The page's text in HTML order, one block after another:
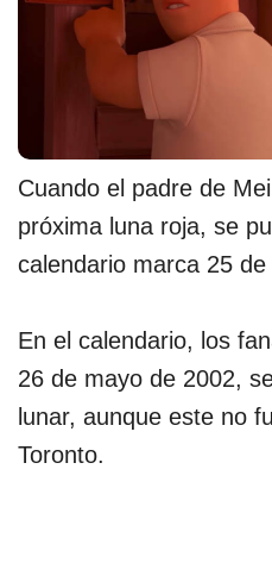
Cuando el padre de
próxima luna roja, se
calendario marca 25
En el calendario, los
26 de mayo de 2002,
lunar, aunque este no
Toronto.